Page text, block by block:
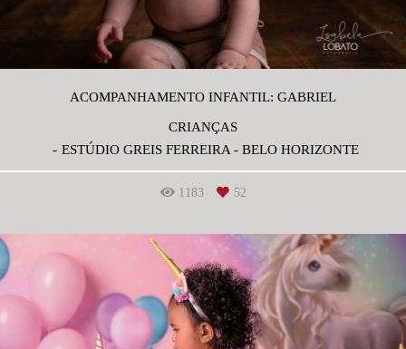
ACOMPANHAMENTO INFANTIL: GABRIEL
CRIANÇAS
ESTÚDIO GREIS FERREIRA - BELO HORIZONTE
1183 52